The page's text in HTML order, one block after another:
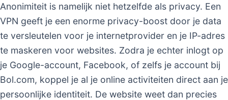
Anonimiteit is namelijk niet hetzelfde als privacy. Een
VPN geeft je een enorme privacy-boost door je data
te versleutelen voor je internetprovider en je IP-adres
te maskeren voor websites. Zodra je echter inlogt op
je Google-account, Facebook, of zelfs je account bij
Bol.com, koppel je al je online activiteiten direct aan je
persoonlijke identiteit. De website weet dan precies